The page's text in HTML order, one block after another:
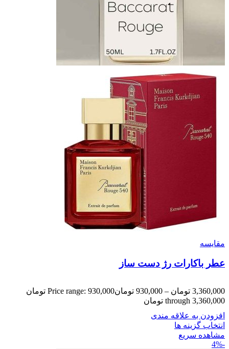
مقایسه
عطر باکارات رژ دست ساز
3,360,000 تومان –
930,000 تومان
Price range: 930,000 تومان
through 3,360,000 تومان
افزودن به علاقه مندی
انتخاب گزینه ها
مشاهده سریع
-4%